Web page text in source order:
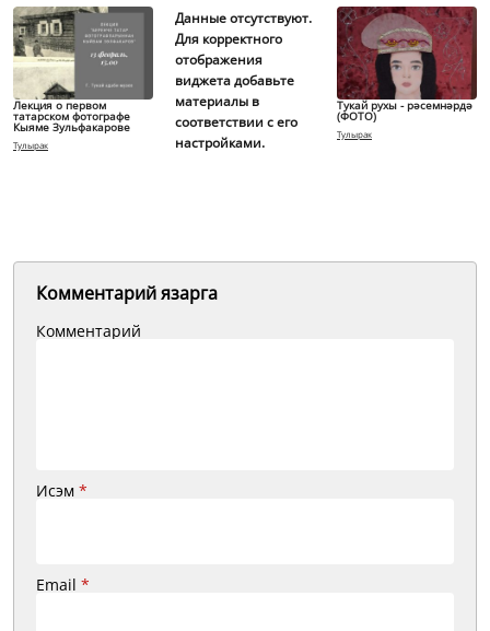
Лекция о первом
татарском фотографе
Кыяме Зульфакарове
Тулырак
Данные отсутствуют.
Для корректного
отображения
виджета добавьте
материалы в
соответствии с его
настройками.
Тукай рухы - рәсемнәрдә
(ФОТО)
Тулырак
Комментарий язарга
Комментарий
Исэм *
Email *